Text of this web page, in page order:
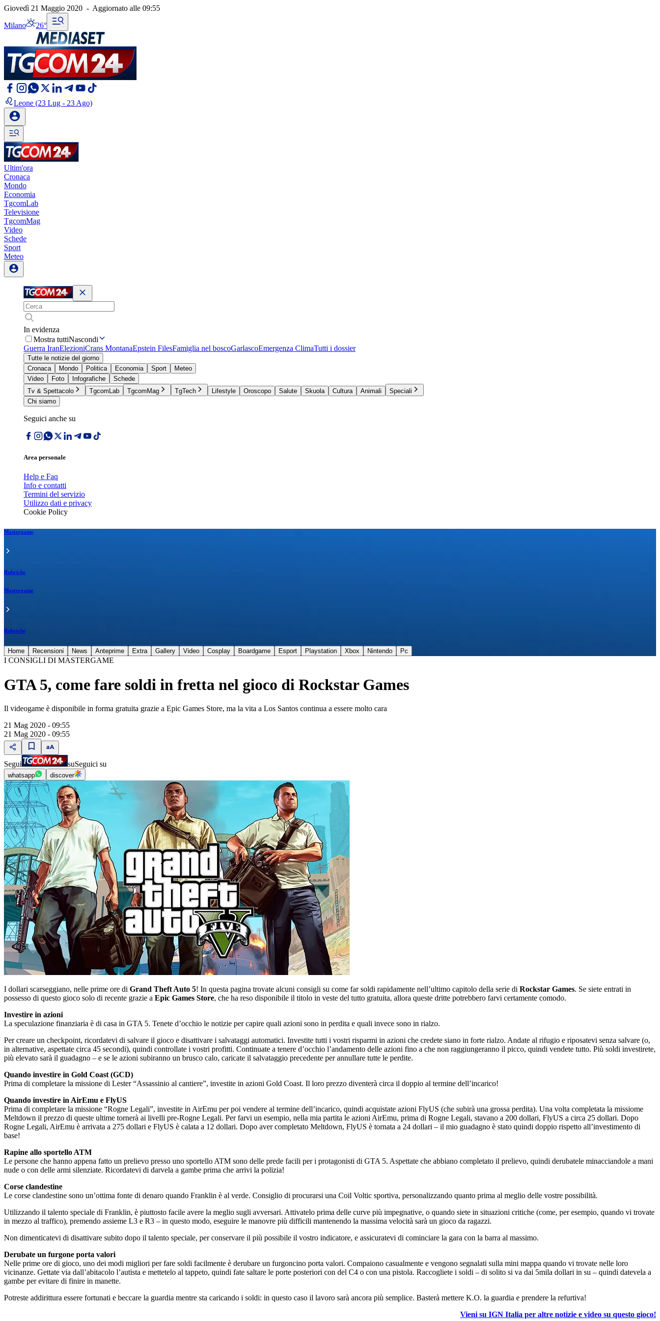
Giovedì 21 Maggio 2020 - Aggiornato alle 09:55
Milano 26°
Leone (23 Lug - 23 Ago)
Ultim'ora
Cronaca
Mondo
Economia
TgcomLab
Televisione
TgcomMag
Video
Schede
Sport
Meteo
In evidenza
Mostra tuttiNascondi
Guerra IranElezioniCrans MontanaEpstein FilesFamiglia nel boscoGarlascoEmergenza ClimaTutti i dossier
Tutte le notizie del giorno
Cronaca
Mondo Politica Economia Sport
Meteo
Video
Foto Infografiche
Schede
Tv & Spettacolo
TgcomLab TgcomMag TgTech Lifestyle Oroscopo Salute Skuola Cultura Animali
Speciali
Chi siamo
Seguici anche su
Area personale
Help e Faq
Info e contatti
Termini del servizio
Utilizzo dati e privacy
Cookie Policy
Mastergame
Rubriche
Mastergame
Rubriche
Home Recensioni News Anteprime Extra Gallery Video Cosplay Boardgame Esport Playstation Xbox Nintendo Pc
I CONSIGLI DI MASTERGAME
GTA 5, come fare soldi in fretta nel gioco di Rockstar Games
Il videogame è disponibile in forma gratuita grazie a Epic Games Store, ma la vita a Los Santos continua a essere molto cara
21 Mag 2020 - 09:55
21 Mag 2020 - 09:55
Segui suSeguici su
whatsapp discover
I dollari scarseggiano, nelle prime ore di Grand Theft Auto 5! In questa pagina trovate alcuni consigli su come far soldi rapidamente nell’ultimo capitolo della serie di Rockstar Games. Se siete entrati in
possesso di questo gioco solo di recente grazie a Epic Games Store, che ha reso disponibile il titolo in veste del tutto gratuita, allora queste dritte potrebbero farvi certamente comodo.
Investire in azioni
La speculazione finanziaria è di casa in GTA 5. Tenete d’occhio le notizie per capire quali azioni sono in perdita e quali invece sono in rialzo.
Per creare un checkpoint, ricordatevi di salvare il gioco e disattivare i salvataggi automatici. Investite tutti i vostri risparmi in azioni che credete siano in forte rialzo. Andate al rifugio e riposatevi senza salvare (o,
in alternative, aspettate circa 45 secondi), quindi controllate i vostri profitti. Continuate a tenere d’occhio l’andamento delle azioni fino a che non raggiungeranno il picco, quindi vendete tutto. Più soldi investirete,
più elevato sarà il guadagno – e se le azioni subiranno un brusco calo, caricate il salvataggio precedente per annullare tutte le perdite.
Quando investire in Gold Coast (GCD)
Prima di completare la missione di Lester “Assassinio al cantiere”, investite in azioni Gold Coast. Il loro prezzo diventerà circa il doppio al termine dell’incarico!
Quando investire in AirEmu e FlyUS
Prima di completare la missione “Rogne Legali”, investite in AirEmu per poi vendere al termine dell’incarico, quindi acquistate azioni FlyUS (che subirà una grossa perdita). Una volta completata la missiome
Meltdown il prezzo di queste ultime tornerà ai livelli pre-Rogne Legali. Per farvi un esempio, nella mia partita le azioni AirEmu, prima di Rogne Legali, stavano a 200 dollari, FlyUS a circa 25 dollari. Dopo
Rogne Legali, AirEmu è arrivata a 275 dollari e FlyUS è calata a 12 dollari. Dopo aver completato Meltdown, FlyUS è tornata a 24 dollari – il mio guadagno è stato quindi doppio rispetto all’investimento di
base!
Rapine allo sportello ATM
Le persone che hanno appena fatto un prelievo presso uno sportello ATM sono delle prede facili per i protagonisti di GTA 5. Aspettate che abbiano completato il prelievo, quindi derubatele minacciandole a mani
nude o con delle armi silenziate. Ricordatevi di darvela a gambe prima che arrivi la polizia!
Corse clandestine
Le corse clandestine sono un’ottima fonte di denaro quando Franklin è al verde. Consiglio di procurarsi una Coil Voltic sportiva, personalizzando quanto prima al meglio delle vostre possibilità.
Utilizzando il talento speciale di Franklin, è piuttosto facile avere la meglio sugli avversari. Attivatelo prima delle curve più impegnative, o quando siete in situazioni critiche (come, per esempio, quando vi trovate
in mezzo al traffico), premendo assieme L3 e R3 – in questo modo, eseguire le manovre più difficili mantenendo la massima velocità sarà un gioco da ragazzi.
Non dimenticatevi di disattivare subito dopo il talento speciale, per conservare il più possibile il vostro indicatore, e assicuratevi di cominciare la gara con la barra al massimo.
Derubate un furgone porta valori
Nelle prime ore di gioco, uno dei modi migliori per fare soldi facilmente è derubare un furgoncino porta valori. Compaiono casualmente e vengono segnalati sulla mini mappa quando vi trovate nelle loro
vicinanze. Gettate via dall’abitacolo l’autista e mettetelo al tappeto, quindi fate saltare le porte posteriori con del C4 o con una pistola. Raccogliete i soldi – di solito si va dai 5mila dollari in su – quindi datevela a
gambe per evitare di finire in manette.
Potreste addirittura essere fortunati e beccare la guardia mentre sta caricando i soldi: in questo caso il lavoro sarà ancora più semplice. Basterà mettere K.O. la guardia e prendere la refurtiva!
Vieni su IGN Italia per altre notizie e video su questo gioco!